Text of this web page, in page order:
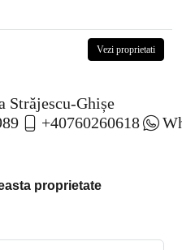
Vezi proprietati
Străjescu-Ghișe
+40760260618
proprietate